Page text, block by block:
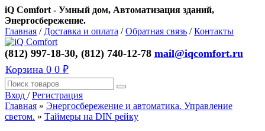
iQ Comfort - Умный дом, Автоматизация зданий,
Энергосбережение.
Главная / Доставка и оплата /Обратная связь /Контакты
(812) 997-18-30, (812) 740-12-78 mail@iqcomfort.ru
Корзина 0 0 ₽
Вход /Регистрация
Главная » Энергосбережение и автоматика. Управление
светом. » Таймеры на DIN рейку